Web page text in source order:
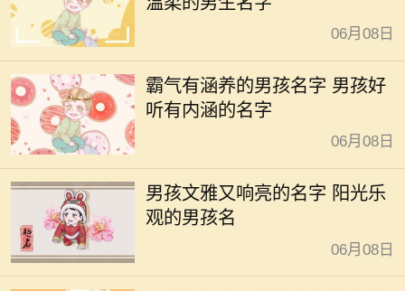
06月08日
霸气有涵养的男孩名字 男孩好
听有内涵的名字
06月08日
男孩文雅又响亮的名字 阳光乐
观的男孩名
06月08日